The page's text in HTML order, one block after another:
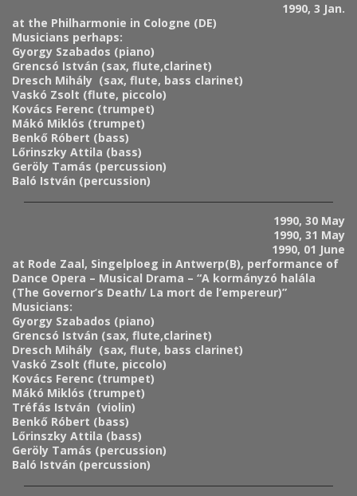
1990, 3 Jan.
at the Philharmonie in Cologne (DE)
Musicians perhaps:
Gyorgy Szabados (piano)
Grencsó István (sax, flute,clarinet)
Dresch Mihály (sax, flute, bass clarinet)
Vaskó Zsolt (flute, piccolo)
Kovács Ferenc (trumpet)
Mákó Miklós (trumpet)
Benkő Róbert (bass)
Lőrinszky Attila (bass)
Geröly Tamás (percussion)
Baló István (percussion)
1990, 30 May
1990, 31 May
1990, 01 June
at Rode Zaal, Singelploeg in Antwerp(B), performance of
Dance Opera – Musical Drama – “A kormányzó halála
(The Governor’s Death/ La mort de l’empereur)”
Musicians:
Gyorgy Szabados (piano)
Grencsó István (sax, flute,clarinet)
Dresch Mihály (sax, flute, bass clarinet)
Vaskó Zsolt (flute, piccolo)
Kovács Ferenc (trumpet)
Mákó Miklós (trumpet)
Tréfás István (violin)
Benkő Róbert (bass)
Lőrinszky Attila (bass)
Geröly Tamás (percussion)
Baló István (percussion)